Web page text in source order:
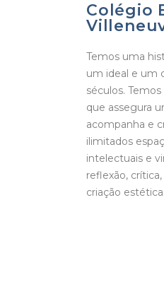
Colégio
Temos uma
um ideal e um
séculos.
que assegura
acompanha e
ilimitados
intelectuais e
reflexão,
criação estética.